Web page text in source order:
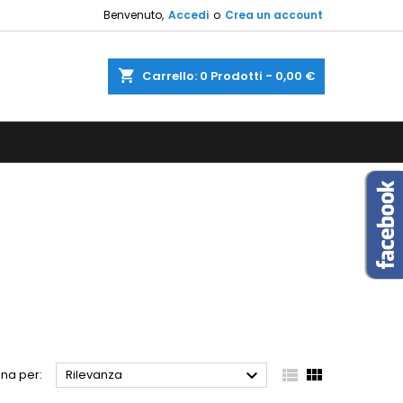
Benvenuto, Accedi o Crea un account
shopping_cart Carrello: 0 Prodotti - 0,00 €
per: Rilevanza   